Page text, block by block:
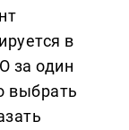
в
за один
выбрать